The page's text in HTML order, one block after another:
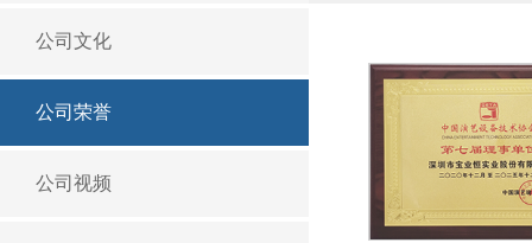
公司文化
公司荣誉
公司视频